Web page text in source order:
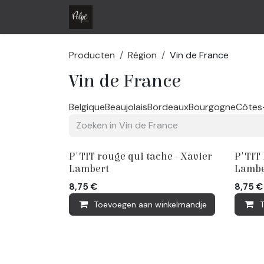
Overslaan naar inhoud
Producten Région Vin de France
Vin de France
BelgiqueBeaujolaisBordeauxBourgogne
P'TIT rouge qui tache - Xavier
Lambert
8,75 €
Toevoegen aan winkelmandje
P'TIT
8,75 €